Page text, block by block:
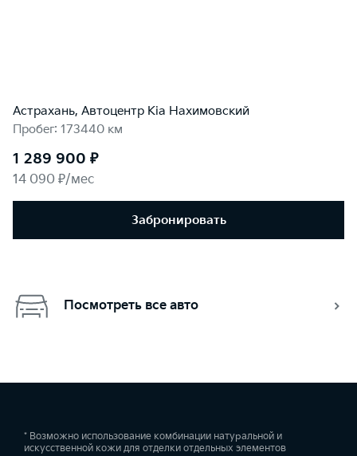
Астрахань, Автоцентр Kia Нахимовский
Пробег: 173440 км
1 289 900 ₽
14 090 ₽/мес
Забронировать
Посмотреть все авто
* Возможно использование комбинации натуральной и
искусственной кожи для отделки отдельных элементов